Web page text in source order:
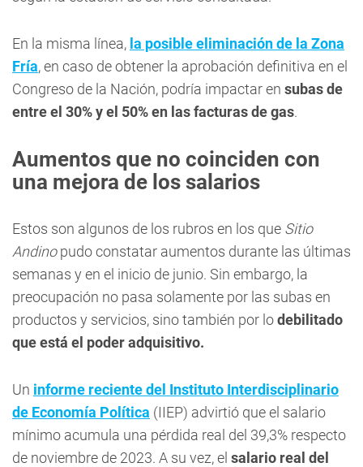
En la misma línea, la posible eliminación de la Zona
Fría, en caso de obtener la aprobación definitiva en el
Congreso de la Nación, podría impactar en subas de
entre el 30% y el 50% en las facturas de gas.
Aumentos que no coinciden con
una mejora de los salarios
Estos son algunos de los rubros en los que Sitio
Andinopudo constatar aumentos durante las últimas
semanas y en el inicio de junio. Sin embargo, la
preocupación no pasa solamente por las subas en
productos y servicios, sino también por lodebilitado
que está el poder adquisitivo.
Un informe reciente del Instituto Interdisciplinario
de Economía Política (IIEP) advirtió que el salario
mínimo acumula una pérdida real del 39,3% respecto
de noviembre de 2023. A su vez, el salario real del